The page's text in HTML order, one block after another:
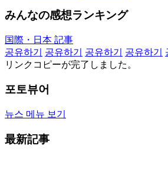
みんなの感想ランキング
国際・日本 記事
공유하기
공유하기 공유하기 공유하기
リンクコピーが完了しました。
포토뷰어
뉴스 메뉴 보기
最新記事